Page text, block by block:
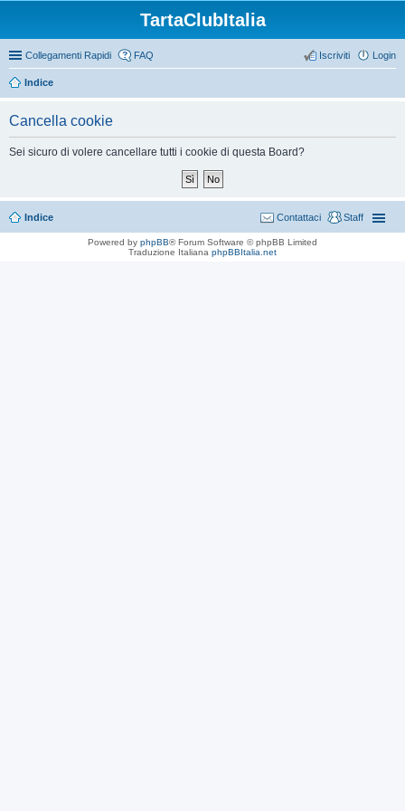
TartaClubItalia
Collegamenti Rapidi FAQ Login
Iscriviti
Indice
Cancella cookie
Sei sicuro di volere cancellare tutti i cookie di questa Board?
Indice Staff
Contattaci
Powered by phpBB® Forum Software © phpBB Limited
Traduzione Italiana phpBBItalia.net